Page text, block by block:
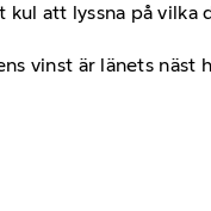
att lyssna på vilka
vinst är länets näst